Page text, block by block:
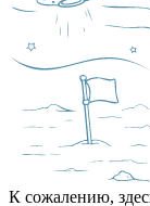
К сожалению,